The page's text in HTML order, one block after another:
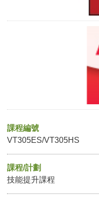
課程編號
VT305ES/VT305HS
課程/計劃
技能提升課程